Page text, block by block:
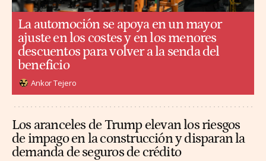
La automoción se apoya en un mayor
ajuste en los costes y en los menores
descuentos para volver a la senda del
beneficio
Ankor Tejero
Los aranceles de Trump elevan los riesgos
de impago en la construcción y disparan la
demanda de seguros de crédito